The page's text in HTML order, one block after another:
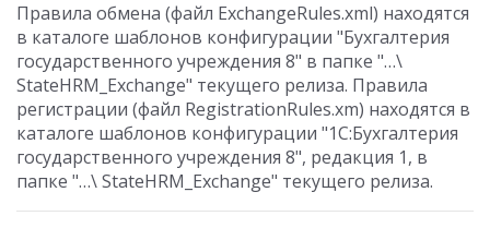
Правила обмена (файл ExchangeRules.xml) находятся
в каталоге шаблонов конфигурации "Бухгалтерия
государственного учреждения 8" в папке "…\
StateHRM_Exchange" текущего релиза. Правила
регистрации (файл RegistrationRules.xm) находятся в
каталоге шаблонов конфигурации "1С:Бухгалтерия
государственного учреждения 8", редакция 1, в
папке "…\ StateHRM_Exchange" текущего релиза.